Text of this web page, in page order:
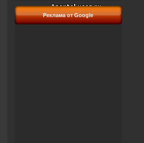
Реклама от Google